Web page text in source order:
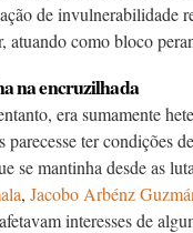
de invulnerabilidade
atuando como bloco
na encruzilhada
era sumamente
parecesse ter condições
se mantinha desde as
, Jacobo Arbénz
interesses de